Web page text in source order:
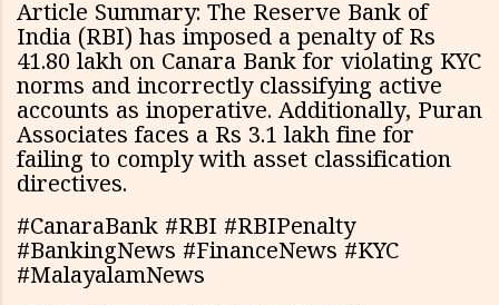
Article Summary: The Reserve Bank of
India (RBI) has imposed a penalty of Rs
41.80 lakh on Canara Bank for violating KYC
norms and incorrectly classifying active
accounts as inoperative. Additionally, Puran
Associates faces a Rs 3.1 lakh fine for
failing to comply with asset classification
directives.
#CanaraBank #RBI #RBIPenalty
#BankingNews #FinanceNews #KYC
#MalayalamNews